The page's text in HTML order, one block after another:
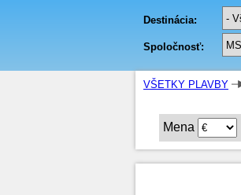
VŠETKY PLAVBY
Mena